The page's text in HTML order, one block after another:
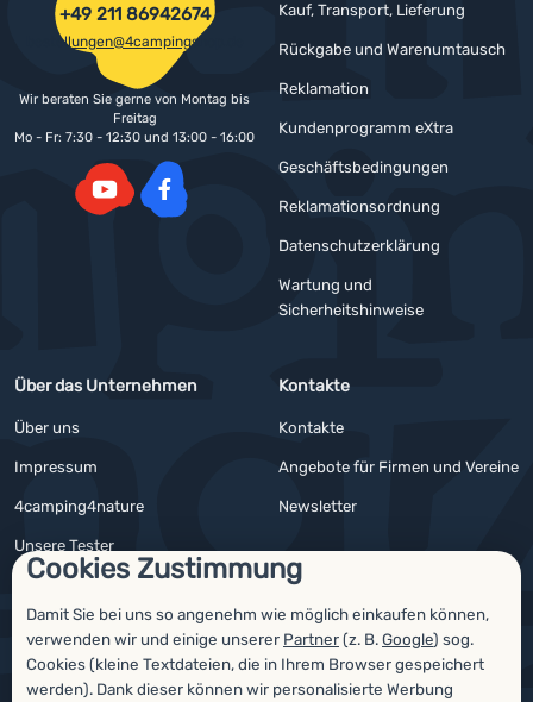
Cookies Zustimmung
Damit Sie bei uns so angenehm wie möglich einkaufen können,
verwenden wir und einige unserer Partner(z. B.Google) sog.
Cookies (kleine Textdateien, die in Ihrem Browser gespeichert
werden). Dank dieser können wir personalisierte Werbung
Kauf, Transport, Lieferung
Rückgabe und Warenumtausch
Reklamation
Kundenprogramm eXtra
Geschäftsbedingungen
Reklamationsordnung
Datenschutzerklärung
Wartung und
Sicherheitshinweise
Über das Unternehmen
Über uns
Impressum
4camping4nature
Unsere Tester
Kontakte
Kontakte
Angebote für Firmen und Vereine
Newsletter
+49 211 86942674
bestellungen@4campingshop.de
Wir beraten Sie gerne von Montag bis
Freitag
Mo - Fr: 7:30 - 12:30 und 13:00 - 16:00
Auszeichnungen